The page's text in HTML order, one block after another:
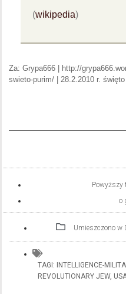
(wikipedia)
Za: Grypa666 | http://
swieto-purim/ | 28.2.2010 r.
Powyższy
o
Umieszczono w
TAGI: INTELLIGENCE-
REVOLUTIONARY JEW,